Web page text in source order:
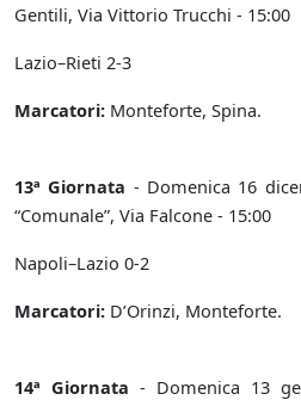
Gentili, Via Vittorio Trucchi - 15:00
Lazio–Rieti 2-3
Marcatori: Monteforte, Spina.
13ª Giornata - Domenica 16
“Comunale”, Via Falcone - 15:00
Napoli–Lazio 0-2
Marcatori: D’Orinzi, Monteforte.
14ª Giornata - Domenica 13